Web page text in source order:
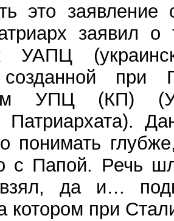
это
заявил о
УАПЦ
созданной при
УПЦ (КП)
Патриархата).
понимать
с Папой. Речь
да и…
котором при